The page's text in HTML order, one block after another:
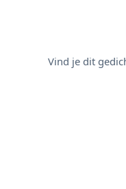
Vind je dit